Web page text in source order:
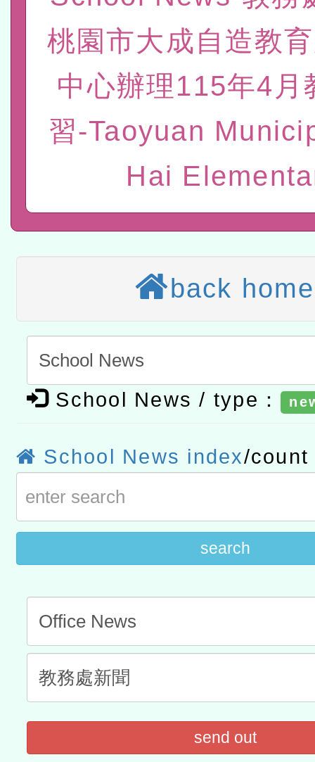
研究院辦理「115年表揚
位及節水達人選拔活動」
市孔廟祈福系列活動—儒
航」
2026年桃園地景藝術節教
「2026桃園藝術巡演」活
宜
轉知教育部國民及學前教
進學校輔導計畫師資專業
計畫
讀推動專業研習
程
A3數位素養講師名單
有關大陸委員會函釋公務
赴陸應申請許可一案
轉知經濟部水利署委託財
研究院辦理「115年表揚
位及節水達人選拔活動」
115年8月22日(星期六)辦
市孔廟祈福系列活動—儒
2026年桃園地景藝術節教
宜
轉知教育部國民及學前教
灣師範大學辦理「114至
進學校輔導計畫師資專業
桃園市大成自造教
中心辦理115年4月
習-Taoyuan
Hai
back home
School News / type：
School News index/count
search
send out